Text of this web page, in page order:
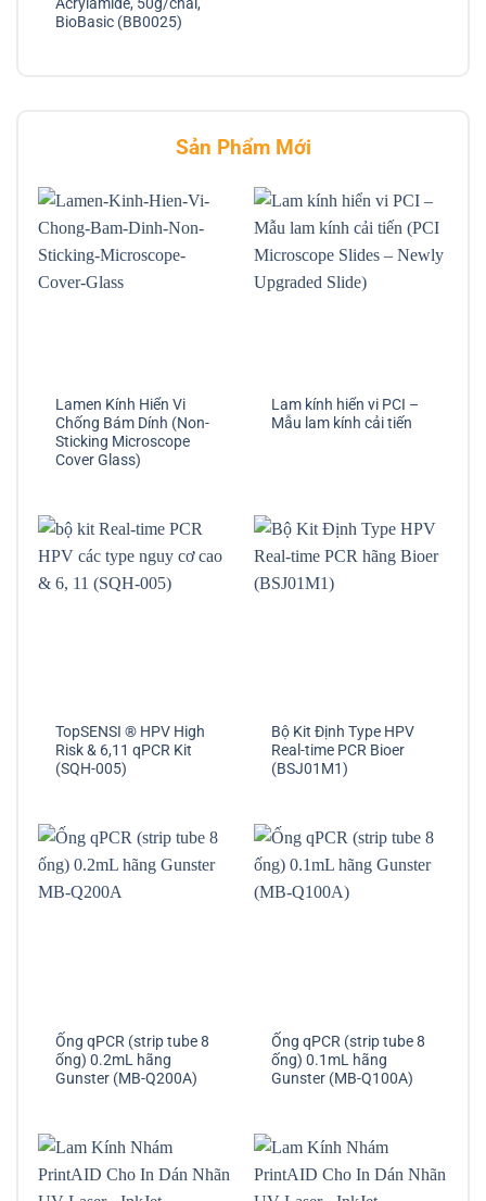
Acrylamide, 50g/chai,
BioBasic (BB0025)
Sản Phẩm Mới
Lamen Kính Hiển Vi
Chống Bám Dính (Non-
Sticking Microscope
Cover Glass)
Lam kính hiển vi PCI –
Mẫu lam kính cải tiến
TopSENSI ® HPV High
Risk & 6,11 qPCR Kit
(SQH-005)
Bộ Kit Định Type HPV
Real-time PCR Bioer
(BSJ01M1)
Ống qPCR (strip tube 8
ống) 0.2mL hãng
Gunster (MB-Q200A)
Ống qPCR (strip tube 8
ống) 0.1mL hãng
Gunster (MB-Q100A)